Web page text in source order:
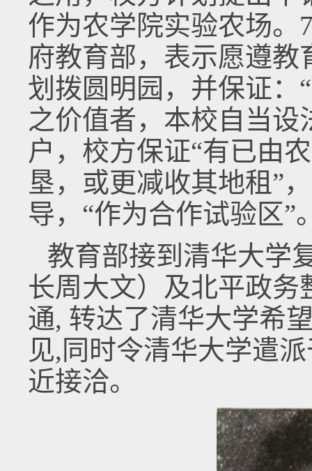
作为农学院实验农场。
府教育部，表示愿遵
划拨圆明园，并保证：
之价值者，本校自当设
户，校方保证“有已由
垦，或更减收其地租”
导，“作为合作试验区”
教育部接到清华大学
长周大文）及北平政
通, 转达了清华大学希
见,同时令清华大学遣
近接洽。